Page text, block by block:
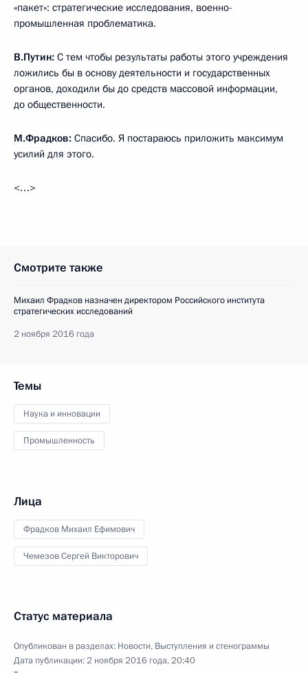
«пакет»: стратегические исследования, военно-
промышленная проблематика.
В.Путин: С тем чтобы результаты работы этого учреждения
ложились бы в основу деятельности и государственных
органов, доходили бы до средств массовой информации,
до общественности.
М.Фрадков: Спасибо. Я постараюсь приложить максимум
усилий для этого.
<…>
Смотрите также
Михаил Фрадков назначен директором Российского института
стратегических исследований
2 ноября 2016 года
Темы
Наука и инновации
Промышленность
Лица
Фрадков Михаил Ефимович
Чемезов Сергей Викторович
Статус материала
Опубликован в разделах: Новости, Выступления и стенограммы
Дата публикации:2 ноября 2016 года, 20:40